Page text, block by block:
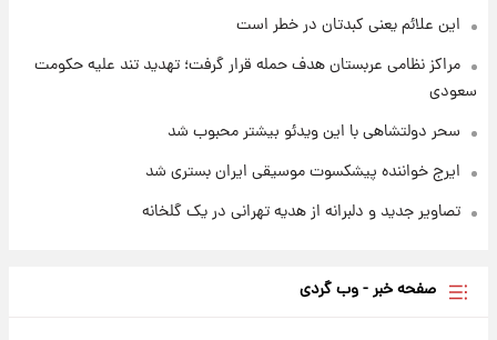
این علائم یعنی کبدتان در خطر است
مراکز نظامی عربستان هدف حمله قرار گرفت؛ تهدید تند علیه حکومت
سعودی
سحر دولتشاهی با این ویدئو بیشتر محبوب شد
ایرج خواننده پیشکسوت موسیقی ایران بستری شد
تصاویر جدید و دلبرانه از هدیه تهرانی در یک گلخانه
صفحه خبر - وب گردی